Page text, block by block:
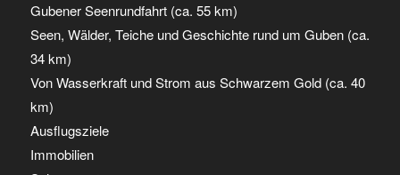
Gubener Seenrundfahrt (ca. 55 km)
Seen, Wälder, Teiche und Geschichte rund um Guben (ca.
34 km)
Von Wasserkraft und Strom aus Schwarzem Gold (ca. 40
km)
Ausflugsziele
Immobilien